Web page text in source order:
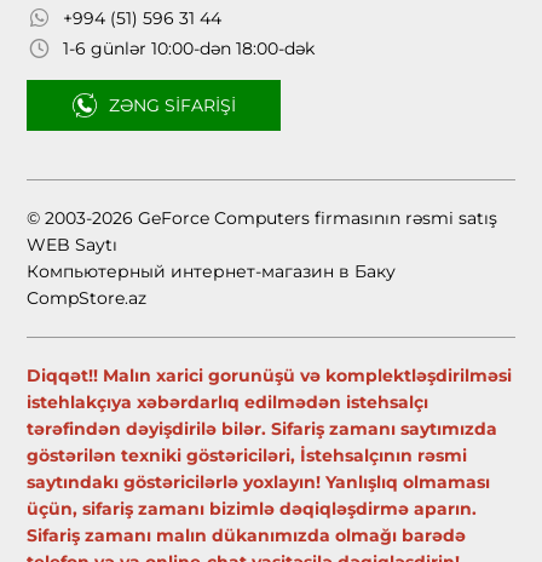
+994 (51) 596 31 44
1-6 günlər 10:00-dən 18:00-dək
ZƏNG SIFARIŞI
© 2003-2026 GeForce Computers firmasının rəsmi satış
WEB Saytı
Компьютерный интернет-магазин в Баку
CompStore.az
Diqqət!! Malın xarici gorunüşü və komplektləşdirilməsi
istehlakçıya xəbərdarlıq edilmədən istehsalçı
tərəfindən dəyişdirilə bilər. Sifariş zamanı saytımızda
göstərilən texniki göstəriciləri, İstehsalçının rəsmi
saytındakı göstəricilərlə yoxlayın! Yanlışlıq olmaması
üçün, sifariş zamanı bizimlə dəqiqləşdirmə aparın.
Sifariş zamanı malın dükanımızda olmağı barədə